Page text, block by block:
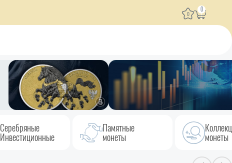
0
0
Серебряные
Инвестиционные
Памятные
монеты монеты